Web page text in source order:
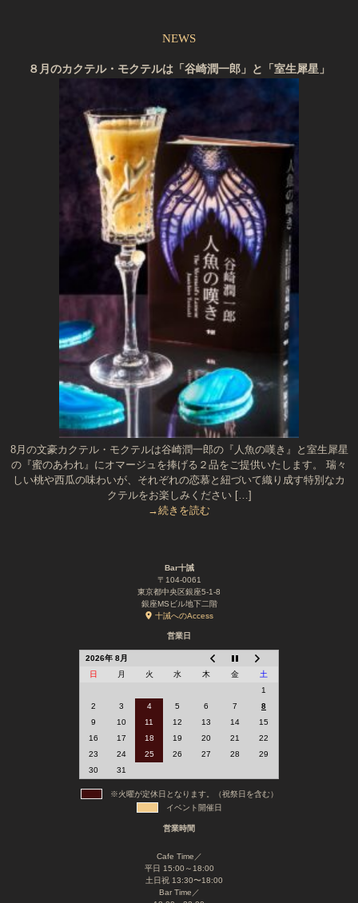
NEWS
８月のカクテル・モクテルは「谷崎潤一郎」と「室生犀星」
8月の文豪カクテル・モクテルは谷崎潤一郎の『人魚の嘆き』と室生犀星
の『蜜のあわれ』にオマージュを捧げる２品をご提供いたします。 瑞々
しい桃や西瓜の味わいが、それぞれの恋慕と紐づいて織り成す特別なカ
クテルをお楽しみください […]
→続きを読む
Bar十誡
〒104-0061
東京都中央区銀座5-1-8
銀座MSビル地下二階
十誡へのAccess
営業日
2026年 8月
日
月 火 水 木 金
土
1
2
3 4 5 6 7
8
9
10 11 12 13 14
15
16
17 18 19 20 21
22
23
24 25 26 27 28
29
30
31
※火曜が定休日となります。（祝祭日を含む）
イベント開催日
営業時間
Cafe Time／
平日 15:00～18:00
土日祝 13:30〜18:00
Bar Time／